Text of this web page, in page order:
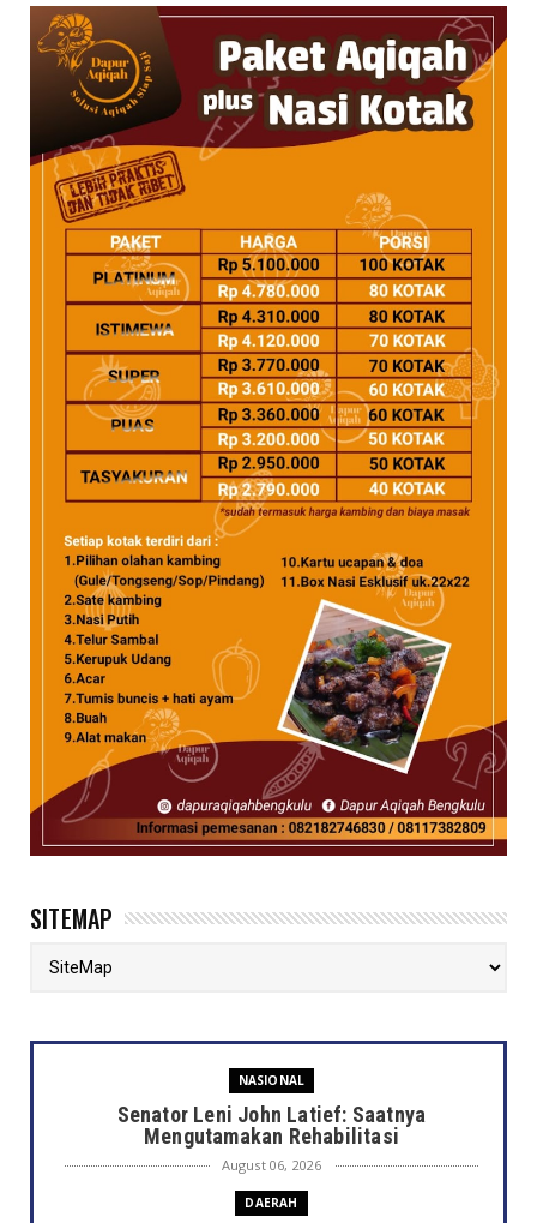
SITEMAP
NASIONAL
Senator Leni John Latief: Saatnya
Mengutamakan Rehabilitasi
August 06, 2026
DAERAH